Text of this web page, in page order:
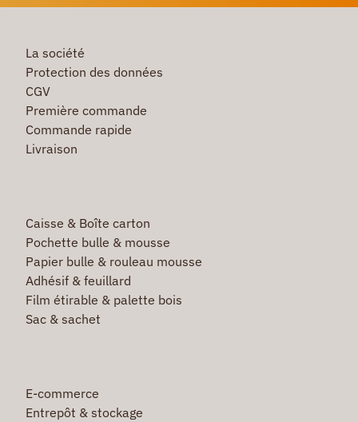
La société
Protection des données
CGV
Première commande
Commande rapide
Livraison
Caisse & Boîte carton
Pochette bulle & mousse
Papier bulle & rouleau mousse
Adhésif & feuillard
Film étirable & palette bois
Sac & sachet
E-commerce
Entrepôt & stockage